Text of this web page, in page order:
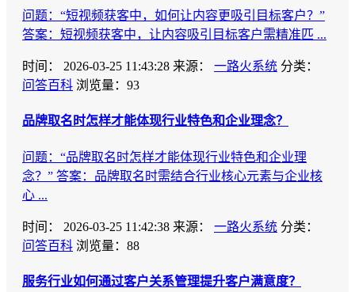
问题：“短视频获客中，如何让内容更吸引目标客户？”
答案：短视频获客中，让内容吸引目标客户需精准匹 ...
时间： 2026-03-25 11:43:28 来源： 一路火系统 分类：
问答百科 浏览量：93
品牌取名时怎样才能体现行业特色和企业理念？
问题：“品牌取名时怎样才能体现行业特色和企业理
念？” 答案：品牌取名时需结合行业核心元素与企业核
心 ...
时间： 2026-03-25 11:42:38 来源： 一路火系统 分类：
问答百科 浏览量：88
服务行业如何通过客户关系管理提升客户满意度？